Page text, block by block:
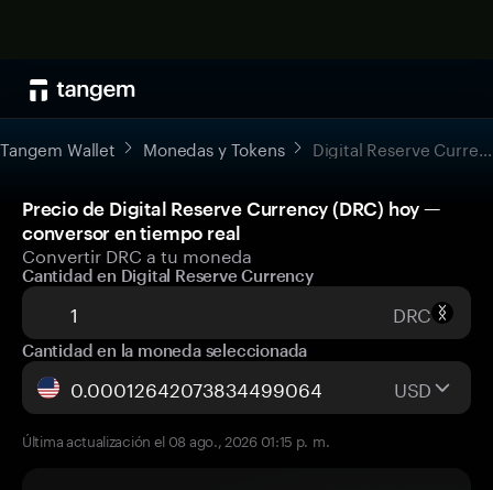
Tangem Wallet Monedas y Tokens Digital Reserve Currency
Precio de Digital Reserve Currency (DRC) hoy —
conversor en tiempo real
Convertir DRC a tu moneda
Cantidad en Digital Reserve Currency
DRC
Cantidad en la moneda seleccionada
USD
Última actualización el 08 ago., 2026 01:15 p. m.